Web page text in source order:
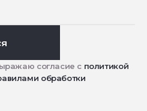
согласие с политикой
обработки